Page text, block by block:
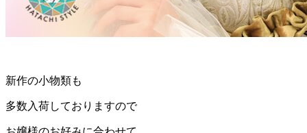
新作の小物類も
多数入荷しておりますので